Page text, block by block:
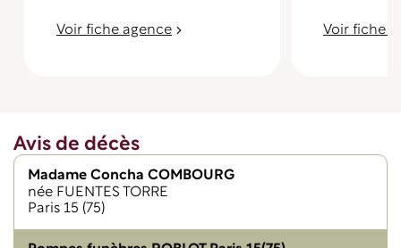
gratuits).
Voir fiche agence Voir fiche
Avis de décès
Madame Concha COMBOURG
née FUENTES TORRE
Paris 15 (75)